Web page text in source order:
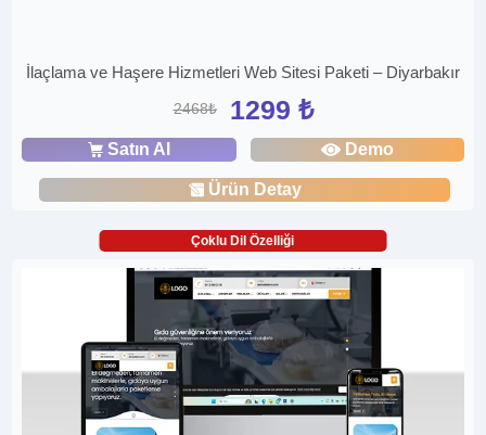
İlaçlama ve Haşere Hizmetleri Web Sitesi Paketi – Diyarbakır
2468₺ 1299 ₺
Satın Al Demo
Ürün Detay
Çoklu Dil Özelliği